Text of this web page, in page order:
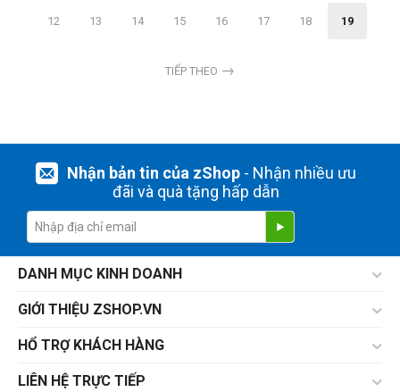
Size 58mm
Size 82mm
Size 95mm
Size 105mm
Ổ cứng HDD Mac
1TB
3TB
Lens dùng cho
Canon
Fujifilm
12 13 14 15 16 17 18 19
TIẾP THEO
Nhận bản tin của zShop- Nhận nhiều ưu
đãi và quà tặng hấp dẫn
DANH MỤC KINH DOANH
GIỚI THIỆU ZSHOP.VN
HỔ TRỢ KHÁCH HÀNG
LIÊN HỆ TRỰC TIẾP